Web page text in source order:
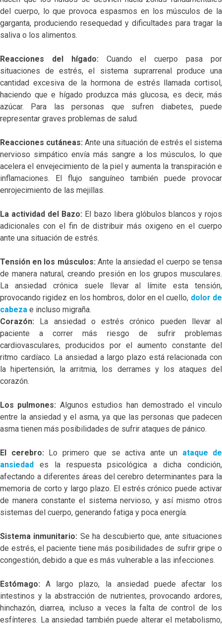
del cuerpo, lo que provoca espasmos en los músculos de la
garganta, produciendo resequedad y dificultades para tragar la
saliva o los alimentos.
Reacciones del hígado: Cuando el cuerpo pasa por
situaciones de estrés, el sistema suprarrenal produce una
cantidad excesiva de la hormona de estrés llamada cortisol,
haciendo que e hígado produzca más glucosa, es decir, más
azúcar. Para las personas que sufren diabetes, puede
representar graves problemas de salud.
Reacciones cutáneas: Ante una situación de estrés el sistema
nervioso simpático envía más sangre a los músculos, lo que
acelera el envejecimiento de la piel y aumenta la transpiración e
inflamaciones. El flujo sanguíneo también puede provocar
enrojecimiento de las mejillas.
La actividad del Bazo: El bazo libera glóbulos blancos y rojos
adicionales con el fin de distribuir más oxigeno en el cuerpo
ante una situación de estrés.
Tensión en los músculos: Ante la ansiedad el cuerpo se tensa
de manera natural, creando presión en los grupos musculares.
La ansiedad crónica suele llevar al límite esta tensión,
provocando rigidez en los hombros, dolor en el cuello, dolor de
cabeza e incluso migraña.
Corazón: La ansiedad o estrés crónico pueden llevar al
paciente a correr más riesgo de sufrir problemas
cardiovasculares, producidos por el aumento constante del
ritmo cardíaco. La ansiedad a largo plazo está relacionada con
la hipertensión, la arritmia, los derrames y los ataques del
corazón.
Los pulmones: Algunos estudios han demostrado el vinculo
entre la ansiedad y el asma, ya que las personas que padecen
asma tienen más posibilidades de sufrir ataques de pánico.
El cerebro: Lo primero que se activa ante un ataque de
ansiedad
es la respuesta psicológica a dicha condición,
afectando a diferentes áreas del cerebro determinantes para la
memoria de corto y largo plazo. El estrés crónico puede activar
de manera constante el sistema nervioso, y así mismo otros
sistemas del cuerpo, generando fatiga y poca energía.
Sistema inmunitario: Se ha descubierto que, ante situaciones
de estrés, el paciente tiene más posibilidades de sufrir gripe o
congestión, debido a que es más vulnerable a las infecciones.
Estómago: A largo plazo, la ansiedad puede afectar los
intestinos y la abstracción de nutrientes, provocando ardores,
hinchazón, diarrea, incluso a veces la falta de control de los
esfínteres. La ansiedad también puede alterar el metabolismo,